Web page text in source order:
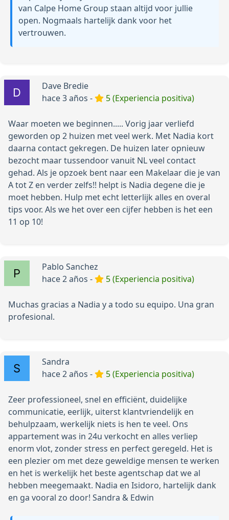
van Calpe Home Group staan altijd voor jullie
open. Nogmaals hartelijk dank voor het
vertrouwen.
Dave Bredie
hace 3 años -
5 (Experiencia positiva)
Waar moeten we beginnen..... Vorig jaar verliefd
geworden op 2 huizen met veel werk. Met Nadia kort
daarna contact gekregen. De huizen later opnieuw
bezocht maar tussendoor vanuit NL veel contact
gehad. Als je opzoek bent naar een Makelaar die je van
A tot Z en verder zelfs!! helpt is Nadia degene die je
moet hebben. Hulp met echt letterlijk alles en overal
tips voor. Als we het over een cijfer hebben is het een
11 op 10!
Pablo Sanchez
hace 2 años -
5 (Experiencia positiva)
Muchas gracias a Nadia y a todo su equipo. Una gran
profesional.
Sandra
hace 2 años -
5 (Experiencia positiva)
Zeer professioneel, snel en efficiënt, duidelijke
communicatie, eerlijk, uiterst klantvriendelijk en
behulpzaam, werkelijk niets is hen te veel. Ons
appartement was in 24u verkocht en alles verliep
enorm vlot, zonder stress en perfect geregeld. Het is
een plezier om met deze geweldige mensen te werken
en het is werkelijk het beste agentschap dat we al
hebben meegemaakt. Nadia en Isidoro, hartelijk dank
en ga vooral zo door! Sandra & Edwin